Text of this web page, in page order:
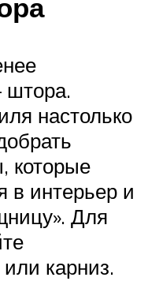
штора.
настолько
которые
в интерьер и
Для
карниз.